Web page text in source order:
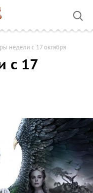
недели с 17 октября
с 17